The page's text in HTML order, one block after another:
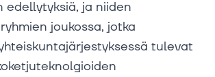
edellytyksiä, ja niiden
joukossa, jotka
tulevat